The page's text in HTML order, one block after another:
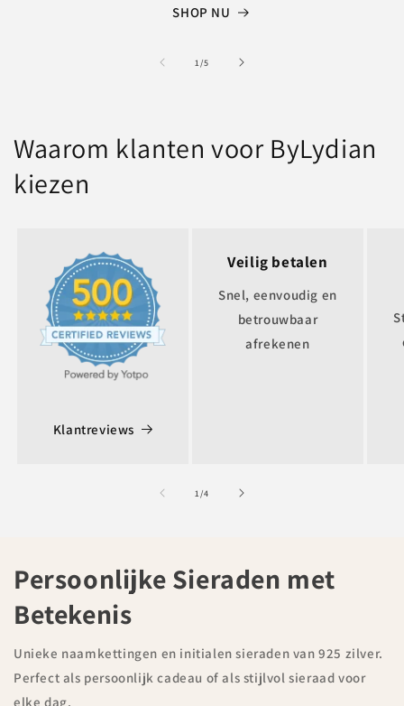
SHOP NU
1/of
5
Waarom klanten voor ByLydian
kiezen
Klantreviews
Veilig betalen
Snel, eenvoudig en
betrouwbaar
afrekenen
1/of
4
Persoonlijke Sieraden met
Betekenis
Unieke naamkettingen en initialen sieraden van 925 zilver.
Perfect als persoonlijk cadeau of als stijlvol sieraad voor
elke dag.